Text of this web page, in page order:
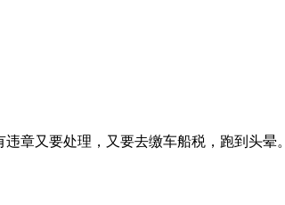
章又要处理，又要去缴车船税，跑到头晕。